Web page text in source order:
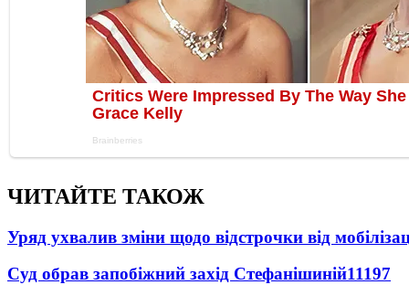
ЧИТАЙТЕ ТАКОЖ
Уряд ухвалив зміни щодо відстрочки від
Суд обрав запобіжний захід Стефанішиній11197